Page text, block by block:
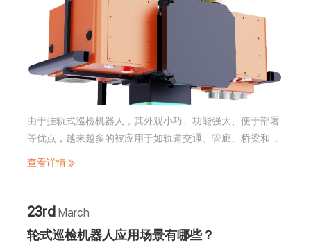
由于挂轨式巡检机器人，其外观小巧、功能强大、便于部署
等优点，越来越多的被应用于如轨道交通、管廊、桥梁和隧
道、矿山和矿区等狭窄通道以及其他各种复杂环境。机器人
组成的呢？
查看详情
23rd March
轮式巡检机器人应用场景有哪些？